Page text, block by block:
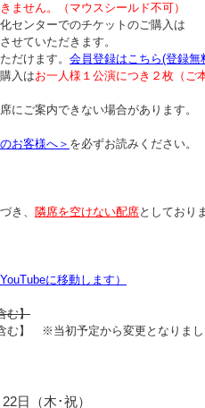
ません。（マウスシールド不可）
センターでのチケットのご購入は
せていただきます。
だけます。 会員登録はこちら(登録無
入はお一人様１公演につき２枚（ご
にご案内できない場合があります。
お客様へ＞ を必ずお読みください。
き、 隣席を空けない配席としており
に移動します）
む】
む】 ※当初予定から変更となりま
日（木･祝）